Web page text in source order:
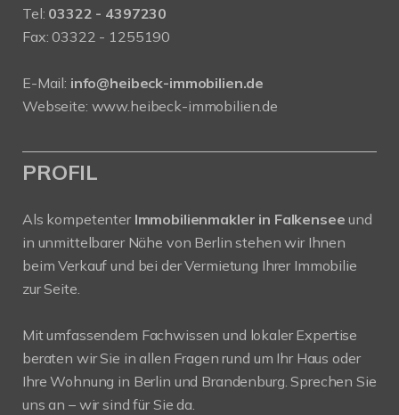
Tel: 03322 - 4397230
Fax: 03322 - 1255190
E-Mail: info@heibeck-immobilien.de
Webseite: www.heibeck-immobilien.de
PROFIL
Als kompetenter Immobilienmakler in Falkenseeund
in unmittelbarer Nähe von Berlin stehen wir Ihnen
beim Verkauf und bei der Vermietung Ihrer Immobilie
zur Seite.
Mit umfassendem Fachwissen und lokaler Expertise
beraten wir Sie in allen Fragen rund um Ihr Haus oder
Ihre Wohnung in Berlin und Brandenburg. Sprechen Sie
uns an – wir sind für Sie da.